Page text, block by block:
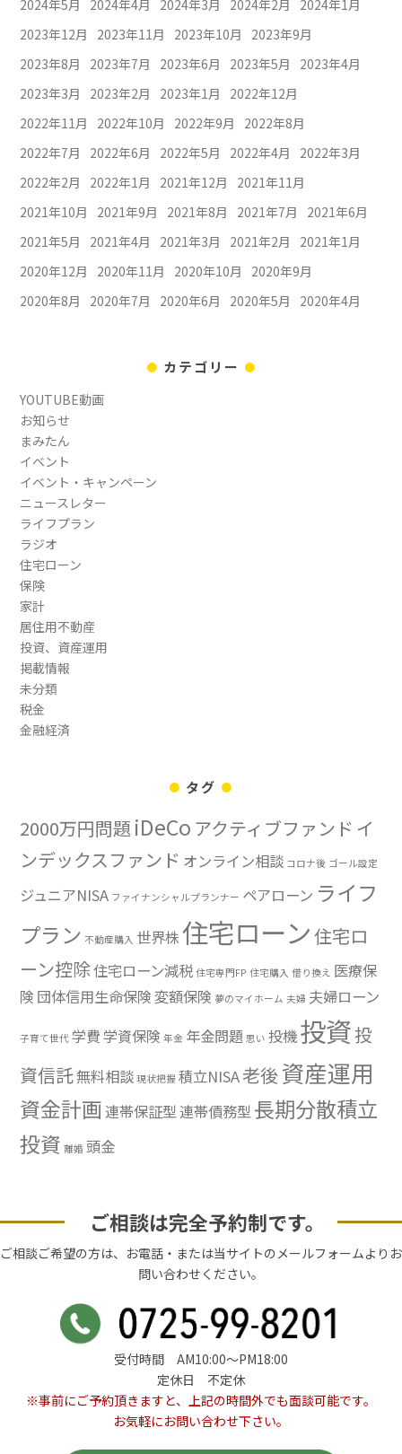
2024年5月 2024年4月 2024年3月 2024年2月
2024年1月
2023年12月
2023年11月 2023年10月
2023年9月
2023年8月
2023年7月 2023年6月 2023年5月
2023年4月
2023年3月
2023年2月 2023年1月
2022年12月
2022年11月
2022年10月 2022年9月
2022年8月
2022年7月
2022年6月 2022年5月 2022年4月
2022年3月
2022年2月
2022年1月 2021年12月
2021年11月
2021年10月
2021年9月 2021年8月 2021年7月
2021年6月
2021年5月
2021年4月 2021年3月 2021年2月
2021年1月
2020年12月
2020年11月 2020年10月
2020年9月
2020年8月
2020年7月 2020年6月 2020年5月 2020年4月
カテゴリー
YOUTUBE動画
お知らせ
まみたん
イベント
イベント・キャンペーン
ニュースレター
ライフプラン
ラジオ
住宅ローン
保険
家計
居住用不動産
投資、資産運用
掲載情報
未分類
税金
金融経済
タグ
2000万円問題 iDeCo アクティブファンド イ
ンデックスファンド オンライン相談 コロナ後 ゴール設定
ジュニアNISA ファイナンシャルプランナー ペアローン ライフ
プラン 不動産購入 世界株住宅ローン住宅ロ
ーン控除住宅ローン減税 住宅専門FP 住宅購入 借り換え 医療保
険 団体信用生命保険変額保険 夢のマイホーム 夫婦 夫婦ローン
子育て世代 学費学資保険 年金 年金問題 思い 投機投資投
資信託無料相談 現状把握 積立NISA老後資産運用
資金計画 連帯保証型 連帯債務型 長期分散積立
投資 離婚 頭金
ご相談は完全予約制です。
ご相談ご希望の方は、お電話・または当サイトのメールフォームよりお
問い合わせください。
受付時間 AM10:00〜PM18:00
定休日 不定休
※事前にご予約頂きますと、上記の時間外でも面談可能です。
お気軽にお問い合わせ下さい。